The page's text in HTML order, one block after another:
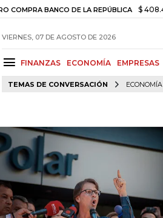
BANCO DE LA REPÚBLICA $ 408.498,97
VIERNES, 07 DE AGOSTO DE 2026
FINANZAS ECONOMÍA EMPRESAS
TEMAS DE CONVERSACIÓN ECONOMÍA